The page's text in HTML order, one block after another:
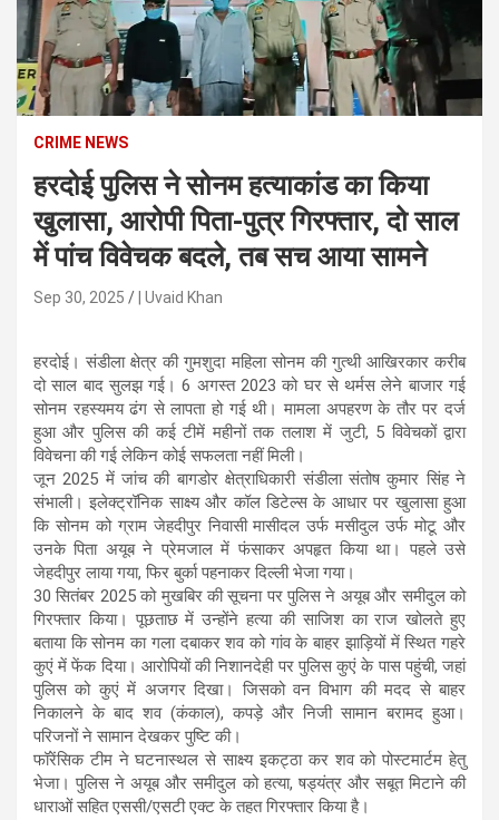
CRIME NEWS
हरदोई पुलिस ने सोनम हत्याकांड का किया
खुलासा, आरोपी पिता-पुत्र गिरफ्तार, दो साल
में पांच विवेचक बदले, तब सच आया सामने
Sep 30, 2025 | Uvaid Khan
हरदोई। संडीला क्षेत्र की गुमशुदा महिला सोनम की गुत्थी आखिरकार करीब
दो साल बाद सुलझ गई। 6 अगस्त 2023 को घर से थर्मस लेने बाजार गई
सोनम रहस्यमय ढंग से लापता हो गई थी। मामला अपहरण के तौर पर दर्ज
हुआ और पुलिस की कई टीमें महीनों तक तलाश में जुटी, 5 विवेचकों द्वारा
विवेचना की गई लेकिन कोई सफलता नहीं मिली।
जून 2025 में जांच की बागडोर क्षेत्राधिकारी संडीला संतोष कुमार सिंह ने
संभाली। इलेक्ट्रॉनिक साक्ष्य और कॉल डिटेल्स के आधार पर खुलासा हुआ
कि सोनम को ग्राम जेहदीपुर निवासी मासीदल उर्फ मसीदुल उर्फ मोटू और
उनके पिता अयूब ने प्रेमजाल में फंसाकर अपहृत किया था। पहले उसे
जेहदीपुर लाया गया, फिर बुर्का पहनाकर दिल्ली भेजा गया।
30 सितंबर 2025 को मुखबिर की सूचना पर पुलिस ने अयूब और समीदुल को
गिरफ्तार किया। पूछताछ में उन्होंने हत्या की साजिश का राज खोलते हुए
बताया कि सोनम का गला दबाकर शव को गांव के बाहर झाड़ियों में स्थित गहरे
कुएं में फेंक दिया। आरोपियों की निशानदेही पर पुलिस कुएं के पास पहुंची, जहां
पुलिस को कुएं में अजगर दिखा। जिसको वन विभाग की मदद से बाहर
निकालने के बाद शव (कंकाल), कपड़े और निजी सामान बरामद हुआ।
परिजनों ने सामान देखकर पुष्टि की।
फॉरेंसिक टीम ने घटनास्थल से साक्ष्य इकट्ठा कर शव को पोस्टमार्टम हेतु
भेजा। पुलिस ने अयूब और समीदुल को हत्या, षड्यंत्र और सबूत मिटाने की
धाराओं सहित एससी/एसटी एक्ट के तहत गिरफ्तार किया है।